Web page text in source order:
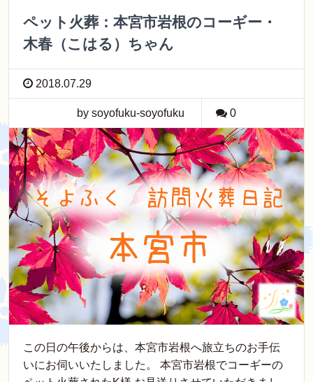
ペット火葬：本宮市岩根のコーギー・
木春（こはる）ちゃん
2018.07.29
by soyofuku-soyofuku 0
この日の午後からは、本宮市岩根へ旅立ちのお手伝
いにお伺いいたしました。 本宮市岩根でコーギーの